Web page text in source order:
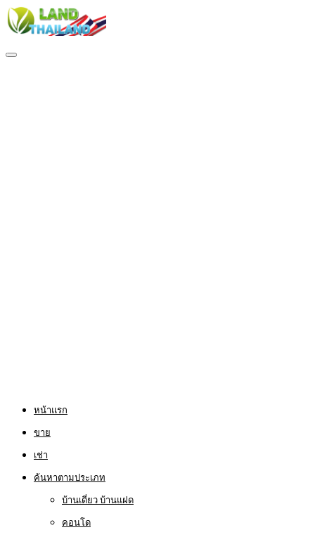
หน้าแรก
ขาย
เช่า
ค้นหาตามประเภท
บ้านเดี่ยว บ้านแฝด
คอนโด